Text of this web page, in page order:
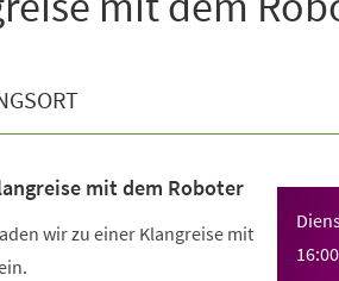
16:00
mit dem Roboter
wir zu einer Klangreise mit